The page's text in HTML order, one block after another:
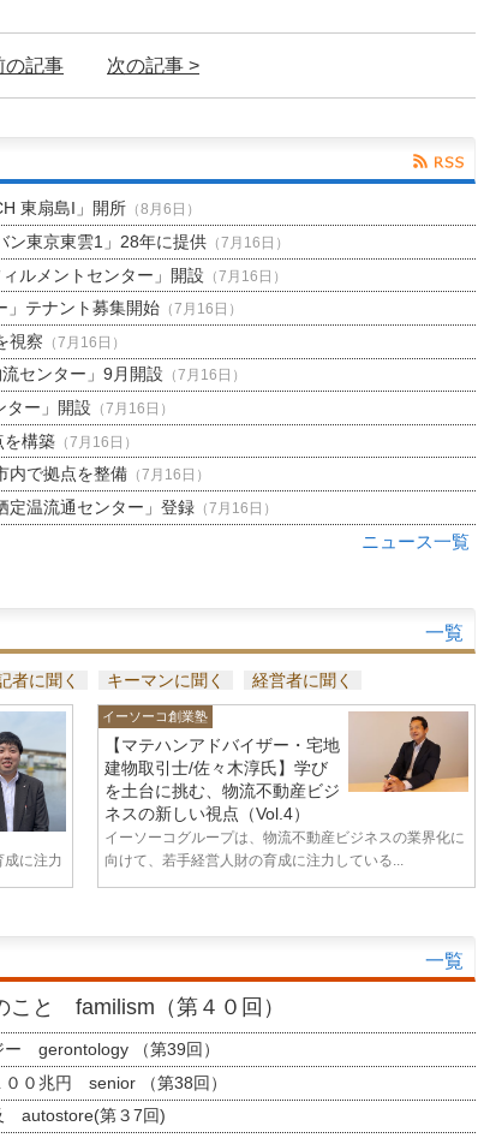
の記事 次の記事 >
東扇島I」開所（8月6日）
東京東雲1」28年に提供（7月16日）
ルメントセンター」開設 （7月16日）
テナント募集開始（7月16日）
視察 （7月16日）
センター」9月開設 （7月16日）
ター」開設 （7月16日）
を構築（7月16日）
内で拠点を整備（7月16日）
温流通センター」登録（7月16日）
ニュース一覧
一覧
者に聞く キーマンに聞く 経営者に聞く
成に注力
イーソーコ創業塾
【マテハンアドバイザー・宅地
建物取引士/佐々木淳氏】学び
を土台に挑む、物流不動産ビジ
ネスの新しい視点（Vol.4）
イーソーコグループは、物流不動産ビジネスの業界化に
向けて、若手経営人財の育成に注力している...
一覧
こと familism（第４０回）
ー gerontology （第39回）
００兆円 senior （第38回）
autostore(第３7回)